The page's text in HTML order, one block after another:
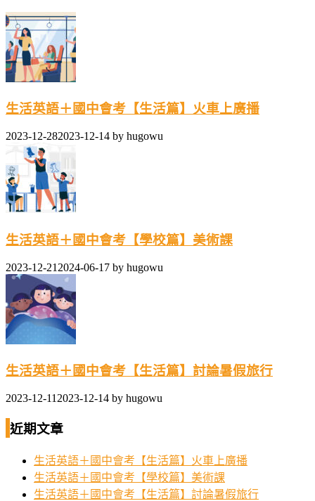
生活英語＋國中會考【生活篇】火車上廣播
2023-12-282023-12-14 by hugowu
生活英語＋國中會考【學校篇】美術課
2023-12-21 2024-06-17 by hugowu
生活英語＋國中會考【生活篇】討論暑假旅行
2023-12-11 2023-12-14 by hugowu
近期文章
生活英語＋國中會考【生活篇】火車上廣播
生活英語＋國中會考【學校篇】美術課
生活英語＋國中會考【生活篇】討論暑假旅行